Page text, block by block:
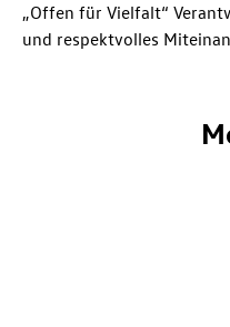
„Offen für Vielfalt“
und respektvolles